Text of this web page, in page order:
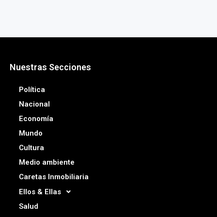
Nuestras Secciones
Política
Nacional
Economía
Mundo
Cultura
Medio ambiente
Caretas Inmobiliaria
Ellos & Ellas
Salud